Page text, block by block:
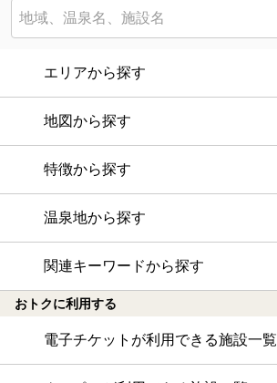
エリアから探す
地図から探す
特徴から探す
温泉地から探す
関連キーワードから探す
おトクに利用する
電子チケットが利用できる施設一覧